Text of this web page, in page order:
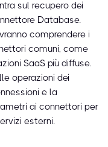
sul recupero dei
Database.
comprendere i
comuni, come
SaaS più diffuse.
operazioni dei
e la
ai connettori per
esterni.